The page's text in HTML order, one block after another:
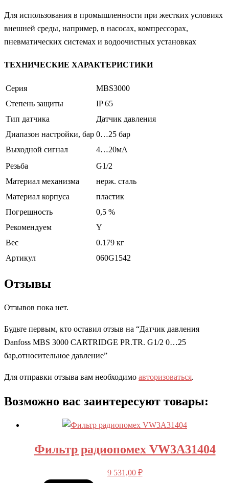
Для использования в промышленности при жестких условиях
внешней среды, например, в насосах, компрессорах,
пневматических системах и водоочистных установках
ТЕХНИЧЕСКИЕ ХАРАКТЕРИСТИКИ
Серия
MBS3000
Степень защиты
IP 65
Тип датчика
Датчик давления
Диапазон настройки, бар 0…25 бар
Выходной сигнал
4…20мА
Резьба
G1/2
Материал механизма
нерж. сталь
Материал корпуса
пластик
Погрешность
0,5 %
Рекомендуем
Y
Вес
0.179 кг
Артикул
060G1542
Отзывы
Отзывов пока нет.
Будьте первым, кто оставил отзыв на “Датчик давления
Danfoss MBS 3000 CARTRIDGE PR.TR. G1/2 0…25
бар,относительное давление”
Для отправки отзыва вам необходимо авторизоваться.
Возможно вас заинтересуют товары:
Фильтр радиопомех VW3A31404
9 531,00 ₽